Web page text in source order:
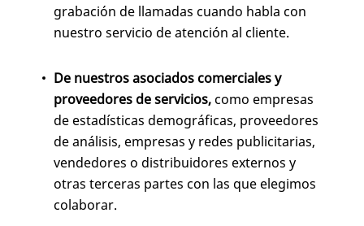
grabación de llamadas cuando habla con
nuestro servicio de atención al cliente.
De nuestros asociados comerciales y
proveedores de servicios,como empresas
de estadísticas demográficas, proveedores
de análisis, empresas y redes publicitarias,
vendedores o distribuidores externos y
otras terceras partes con las que elegimos
colaborar.